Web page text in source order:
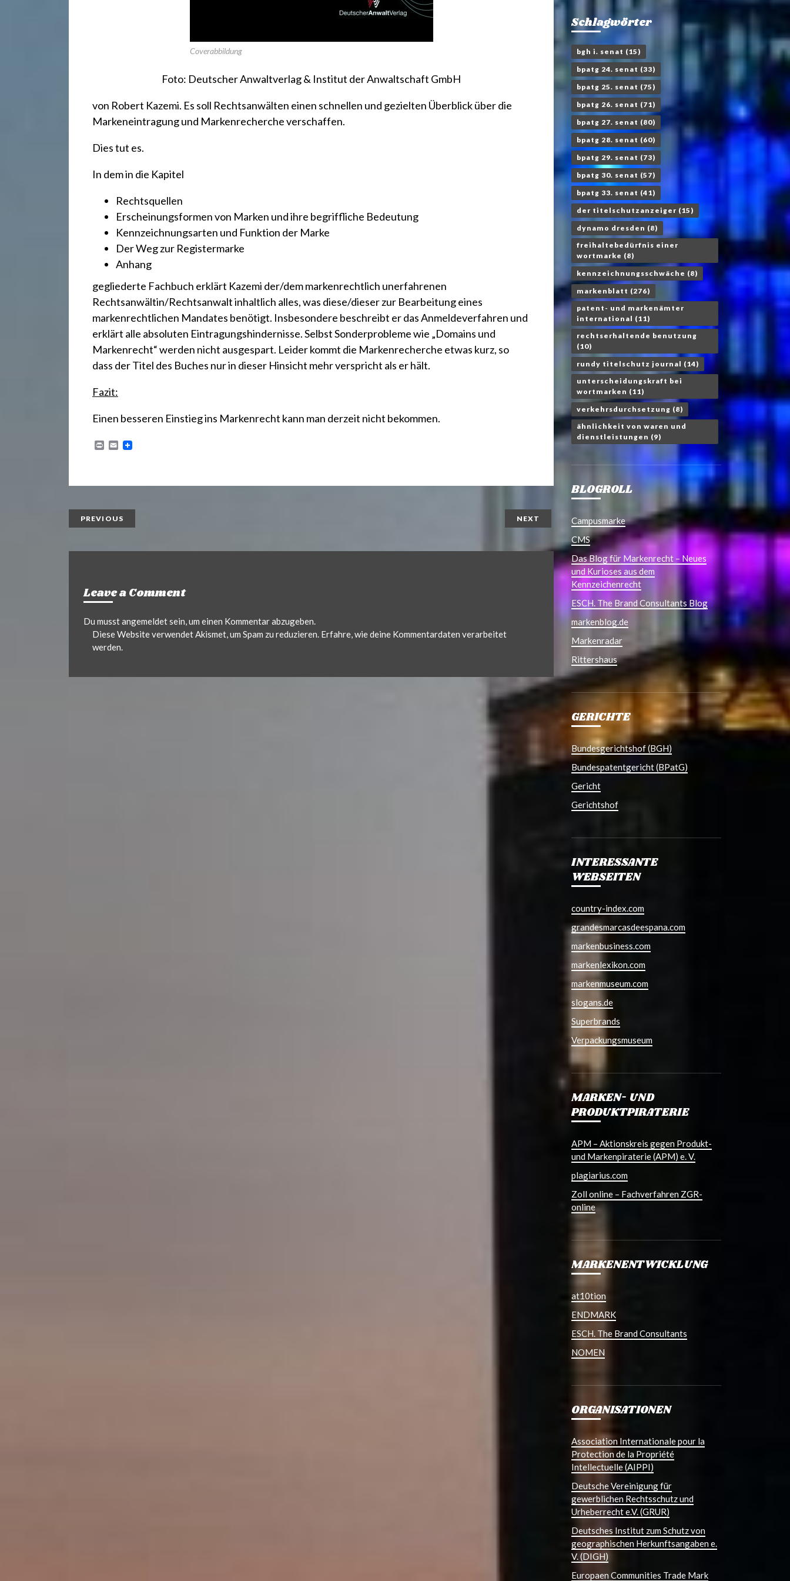
Coverabbildung
Foto: Deutscher Anwaltverlag & Institut der Anwaltschaft GmbH
von Robert Kazemi. Es soll Rechtsanwälten einen schnellen und gezielten Überblick über die
Markeneintragung und Markenrecherche verschaffen.
Dies tut es.
In dem in die Kapitel
Rechtsquellen
Erscheinungsformen von Marken und ihre begriffliche Bedeutung
Kennzeichnungsarten und Funktion der Marke
Der Weg zur Registermarke
Anhang
gegliederte Fachbuch erklärt Kazemi der/dem markenrechtlich unerfahrenen
Rechtsanwältin/Rechtsanwalt inhaltlich alles, was diese/dieser zur Bearbeitung eines
markenrechtlichen Mandates benötigt. Insbesondere beschreibt er das Anmeldeverfahren und
erklärt alle absoluten Eintragungshindernisse. Selbst Sonderprobleme wie „Domains und
Markenrecht“ werden nicht ausgespart. Leider kommt die Markenrecherche etwas kurz, so
dass der Titel des Buches nur in dieser Hinsicht mehr verspricht als er hält.
Fazit:
Einen besseren Einstieg ins Markenrecht kann man derzeit nicht bekommen.
E
PREVIOUS NEXT
Leave a Comment
Du musstangemeldetsein, um einen Kommentar abzugeben.
Diese Website verwendet Akismet, um Spam zu reduzieren. Erfahre, wie deine Kommentardaten verarbeitet
werden.
Schlagwörter
bgh i. senat (15)
bpatg 24. senat (33)
bpatg 25. senat (75)
bpatg 26. senat (71)
bpatg 27. senat (80)
bpatg 28. senat (60)
bpatg 29. senat (73)
bpatg 30. senat (57)
bpatg 33. senat (41)
der titelschutzanzeiger (15)
dynamo dresden (8)
freihaltebedürfnis einer
wortmarke (8)
kennzeichnungsschwäche (8)
markenblatt (276)
patent- und markenämter
international (11)
rechtserhaltende benutzung
(10)
rundy titelschutz journal (14)
unterscheidungskraft bei
wortmarken (11)
verkehrsdurchsetzung (8)
ähnlichkeit von waren und
dienstleistungen (9)
BLOGROLL
Campusmarke
CMS
Das Blog für Markenrecht – Neues
und Kurioses aus dem
Kennzeichenrecht
ESCH. The Brand Consultants Blog
markenblog.de
Markenradar
Rittershaus
GERICHTE
Bundesgerichtshof (BGH)
Bundespatentgericht (BPatG)
Gericht
Gerichtshof
INTERESSANTE
WEBSEITEN
country-index.com
grandesmarcasdeespana.com
markenbusiness.com
markenlexikon.com
markenmuseum.com
slogans.de
Superbrands
Verpackungsmuseum
MARKEN- UND
PRODUKTPIRATERIE
APM – Aktionskreis gegen Produkt-
und Markenpiraterie (APM) e. V.
plagiarius.com
Zoll online – Fachverfahren ZGR-
online
MARKENENTWICKLUNG
at10tion
ENDMARK
ESCH. The Brand Consultants
NOMEN
ORGANISATIONEN
Association Internationale pour la
Protection de la Propriété
Intellectuelle (AIPPI)
Deutsche Vereinigung für
gewerblichen Rechtsschutz und
Urheberrecht e.V. (GRUR)
Deutsches Institut zum Schutz von
geographischen Herkunftsangaben e.
V. (DIGH)
Europaen Communities Trade Mark